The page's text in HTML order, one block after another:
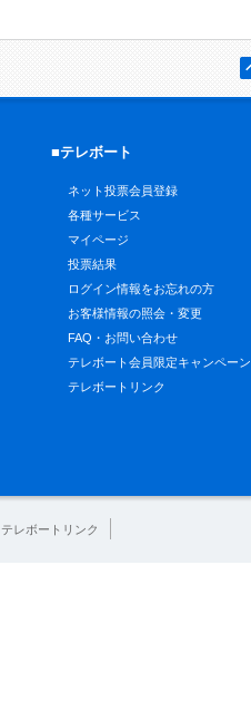
■テレボート
ネット投票会員登録
各種サービス
マイページ
投票結果
ログイン情報をお忘れの方
お客様情報の照会・変更
FAQ・お問い合わせ
テレボート会員限定キャンペーン
テレボートリンク
テレボートリンク